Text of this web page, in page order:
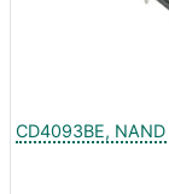
CD4093BE,